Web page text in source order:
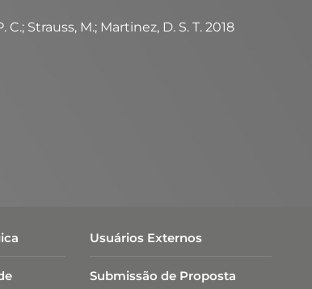
Strauss, M.; Martinez, D. S. T. 2018
Usuários Externos
Submissão de Proposta